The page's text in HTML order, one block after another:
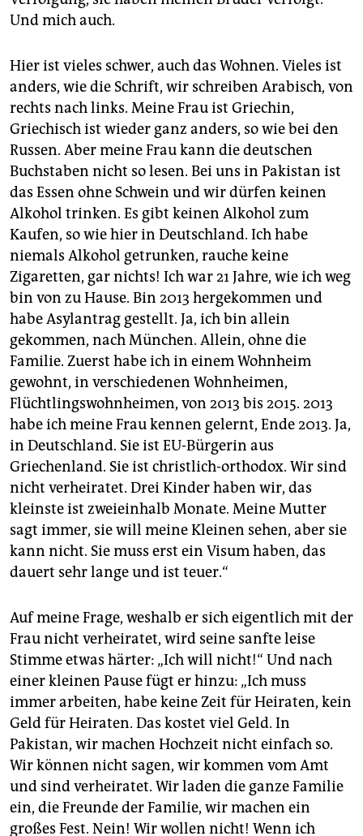
Und mich auch.
Hier ist vieles schwer, auch das Wohnen. Vieles ist
anders, wie die Schrift, wir schreiben Arabisch, von
rechts nach links. Meine Frau ist Griechin,
Griechisch ist wieder ganz anders, so wie bei den
Russen. Aber meine Frau kann die deutschen
Buchstaben nicht so lesen. Bei uns in Pakistan ist
das Essen ohne Schwein und wir dürfen keinen
Alkohol trinken. Es gibt keinen Alkohol zum
Kaufen, so wie hier in Deutschland. Ich habe
niemals Alkohol getrunken, rauche keine
Zigaretten, gar nichts! Ich war 21 Jahre, wie ich weg
bin von zu Hause. Bin 2013 hergekommen und
habe Asylantrag gestellt. Ja, ich bin allein
gekommen, nach München. Allein, ohne die
Familie. Zuerst habe ich in einem Wohnheim
gewohnt, in verschiedenen Wohnheimen,
Flüchtlingswohnheimen, von 2013 bis 2015. 2013
habe ich meine Frau kennen gelernt, Ende 2013. Ja,
in Deutschland. Sie ist EU-Bürgerin aus
Griechenland. Sie ist christlich-orthodox. Wir sind
nicht verheiratet. Drei Kinder haben wir, das
kleinste ist zweieinhalb Monate. Meine Mutter
sagt immer, sie will meine Kleinen sehen, aber sie
kann nicht. Sie muss erst ein Visum haben, das
dauert sehr lange und ist teuer.“
Auf meine Frage, weshalb er sich eigentlich mit der
Frau nicht verheiratet, wird seine sanfte leise
Stimme etwas härter: „Ich will nicht!“ Und nach
einer kleinen Pause fügt er hinzu: „Ich muss
immer arbeiten, habe keine Zeit für Heiraten, kein
Geld für Heiraten. Das kostet viel Geld. In
Pakistan, wir machen Hochzeit nicht einfach so.
Wir können nicht sagen, wir kommen vom Amt
und sind verheiratet. Wir laden die ganze Familie
ein, die Freunde der Familie, wir machen ein
großes Fest. Nein! Wir wollen nicht! Wenn ich